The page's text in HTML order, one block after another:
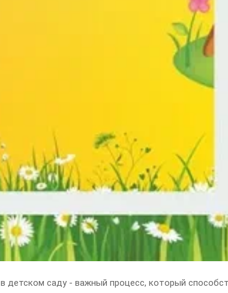
детском саду - важный процесс, который